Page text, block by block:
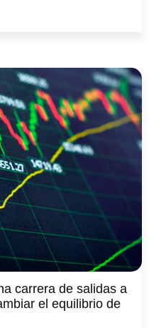
carrera de salidas a
el equilibrio de